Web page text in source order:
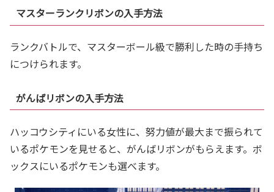
マスターランクリボンの入手方法
ランクバトルで、マスターボール級で勝利した時の手持ち
につけられます。
がんばリボンの入手方法
ハッコウシティにいる女性に、努力値が最大まで振られて
いるポケモンを見せると、がんばリボンがもらえます。ボ
ックスにいるポケモンも選べます。